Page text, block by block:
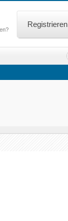
Registrieren